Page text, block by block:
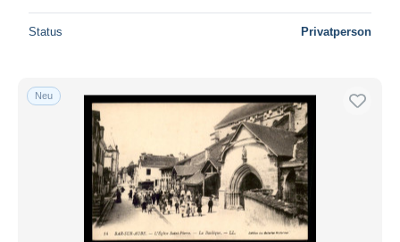
Status Privatperson
Neu